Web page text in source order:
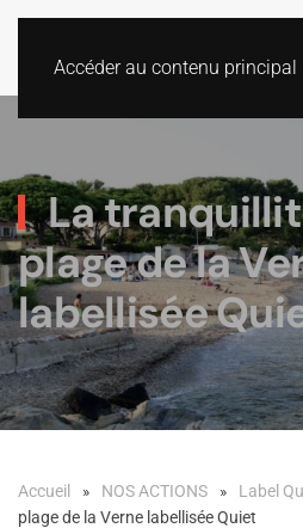
Accéder au contenu principal
La
plage de la
labellisée
Accueil NOS ACTIONS Label
plage de la Verne labellisée Quiet